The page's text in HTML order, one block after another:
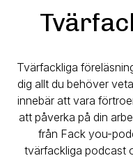
Tvärfackliga
dig allt du behöver
innebär att vara
att påverka på din
från Fack you-
tvärfackliga podcast